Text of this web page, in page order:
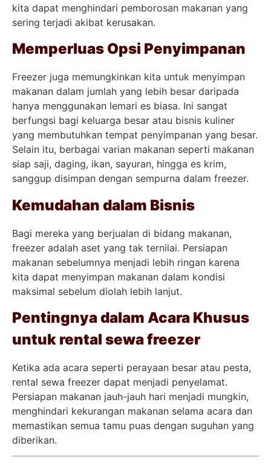
kita dapat menghindari pemborosan makanan yang
sering terjadi akibat kerusakan.
Memperluas Opsi Penyimpanan
Freezer juga memungkinkan kita untuk menyimpan
makanan dalam jumlah yang lebih besar daripada
hanya menggunakan lemari es biasa. Ini sangat
berfungsi bagi keluarga besar atau bisnis kuliner
yang membutuhkan tempat penyimpanan yang besar.
Selain itu, berbagai varian makanan seperti makanan
siap saji, daging, ikan, sayuran, hingga es krim,
sanggup disimpan dengan sempurna dalam freezer.
Kemudahan dalam Bisnis
Bagi mereka yang berjualan di bidang makanan,
freezer adalah aset yang tak ternilai. Persiapan
makanan sebelumnya menjadi lebih ringan karena
kita dapat menyimpan makanan dalam kondisi
maksimal sebelum diolah lebih lanjut.
Pentingnya dalam Acara Khusus
untuk rental sewa freezer
Ketika ada acara seperti perayaan besar atau pesta,
rental sewa freezer dapat menjadi penyelamat.
Persiapan makanan jauh-jauh hari menjadi mungkin,
menghindari kekurangan makanan selama acara dan
memastikan semua tamu puas dengan suguhan yang
diberikan.